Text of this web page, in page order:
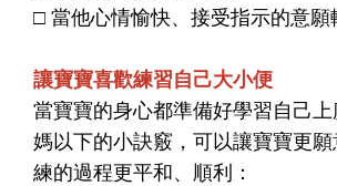
□ 當他心情愉快、接受指示的意願
讓寶寶喜歡練習自己大小便
當寶寶的身心都準備好學習自己
媽以下的小訣竅，可以讓寶寶更
練的過程更平和、順利：